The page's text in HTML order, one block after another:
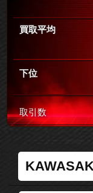
買取平均
下位
取引数